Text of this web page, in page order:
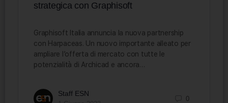
strategica con Graphisoft
Graphisoft Italia annuncia la nuova partnership
con Harpaceas. Un nuovo importante alleato per
ampliare l’offerta di mercato con tutte le
potenzialità di Archicad e ancora…
Staff ESN
0